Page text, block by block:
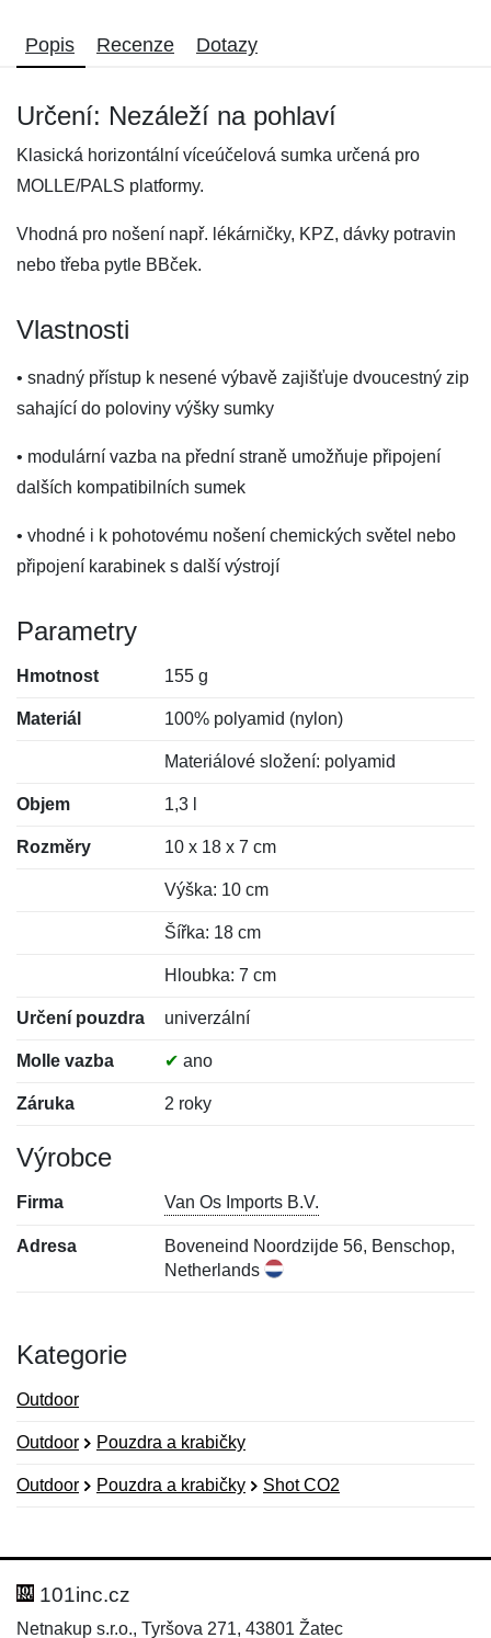
Popis Recenze Dotazy
Určení: Nezáleží na pohlaví
Klasická horizontální víceúčelová sumka určená pro
MOLLE/PALS platformy.
Vhodná pro nošení např. lékárničky, KPZ, dávky potravin
nebo třeba pytle BBček.
Vlastnosti
• snadný přístup k nesené výbavě zajišťuje dvoucestný zip
sahající do poloviny výšky sumky
• modulární vazba na přední straně umožňuje připojení
dalších kompatibilních sumek
• vhodné i k pohotovému nošení chemických světel nebo
připojení karabinek s další výstrojí
Parametry
Hmotnost 155 g
Materiál 100% polyamid (nylon)
Materiálové složení: polyamid
Objem 1,3 l
Rozměry 10 x 18 x 7 cm
Výška: 10 cm
Šířka: 18 cm
Hloubka: 7 cm
Určení pouzdra univerzální
Molle vazba ✔ ano
Záruka 2 roky
Výrobce
Firma Van Os Imports B.V.
Adresa
Boveneind Noordzijde 56, Benschop,
Netherlands
Kategorie
Outdoor
Outdoor Pouzdra a krabičky
Outdoor Pouzdra a krabičky Shot CO2
Hodnocení:
Jméno:
101inc.cz
Netnakup s.r.o., Tyršova 271, 43801 Žatec